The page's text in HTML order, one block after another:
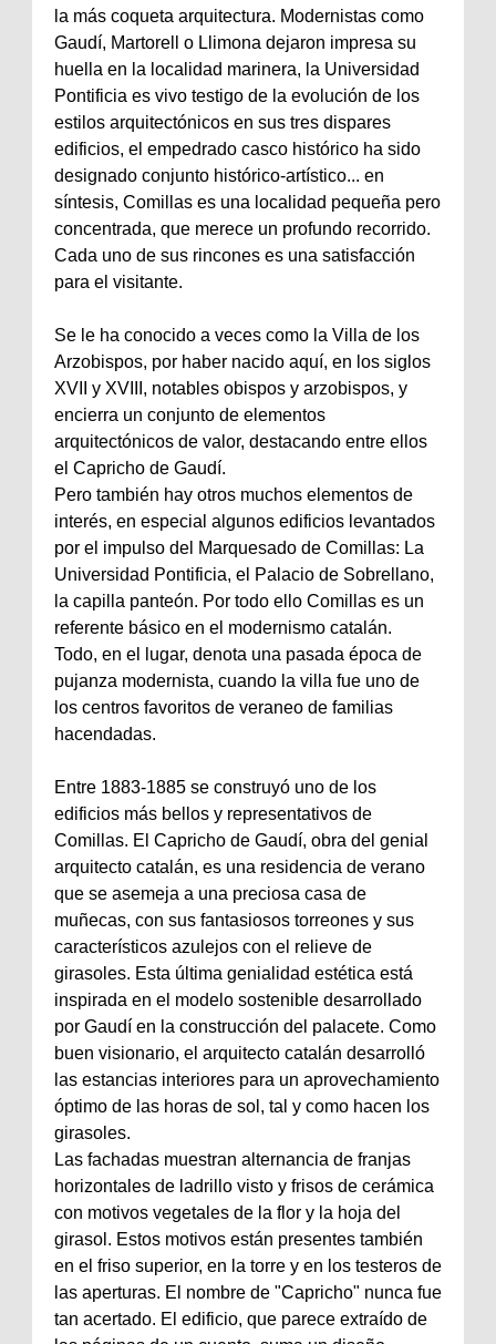
la más coqueta arquitectura. Modernistas como
Gaudí, Martorell o Llimona dejaron impresa su
huella en la localidad marinera, la Universidad
Pontificia es vivo testigo de la evolución de los
estilos arquitectónicos en sus tres dispares
edificios, el empedrado casco histórico ha sido
designado conjunto histórico-artístico... en
síntesis, Comillas es una localidad pequeña pero
concentrada, que merece un profundo recorrido.
Cada uno de sus rincones es una satisfacción
para el visitante.
Se le ha conocido a veces como la Villa de los
Arzobispos, por haber nacido aquí, en los siglos
XVII y XVIII, notables obispos y arzobispos, y
encierra un conjunto de elementos
arquitectónicos de valor, destacando entre ellos
el Capricho de Gaudí.
Pero también hay otros muchos elementos de
interés, en especial algunos edificios levantados
por el impulso del Marquesado de Comillas: La
Universidad Pontificia, el Palacio de Sobrellano,
la capilla panteón. Por todo ello Comillas es un
referente básico en el modernismo catalán.
Todo, en el lugar, denota una pasada época de
pujanza modernista, cuando la villa fue uno de
los centros favoritos de veraneo de familias
hacendadas.
Entre 1883-1885 se construyó uno de los
edificios más bellos y representativos de
Comillas. El Capricho de Gaudí, obra del genial
arquitecto catalán, es una residencia de verano
que se asemeja a una preciosa casa de
muñecas, con sus fantasiosos torreones y sus
característicos azulejos con el relieve de
girasoles. Esta última genialidad estética está
inspirada en el modelo sostenible desarrollado
por Gaudí en la construcción del palacete. Como
buen visionario, el arquitecto catalán desarrolló
las estancias interiores para un aprovechamiento
óptimo de las horas de sol, tal y como hacen los
girasoles.
Las fachadas muestran alternancia de franjas
horizontales de ladrillo visto y frisos de cerámica
con motivos vegetales de la flor y la hoja del
girasol. Estos motivos están presentes también
en el friso superior, en la torre y en los testeros de
las aperturas. El nombre de "Capricho" nunca fue
tan acertado. El edificio, que parece extraído de